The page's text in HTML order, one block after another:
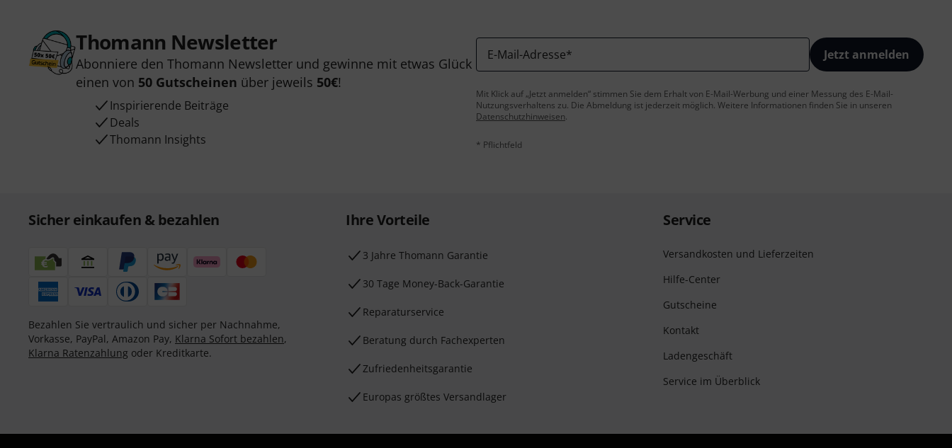
Thomann Newsletter
Abonniere den Thomann Newsletter und gewinne mit etwas Glück
einen von 50 Gutscheinen über jeweils 50€!
Inspirierende Beiträge
Deals
Thomann Insights
E-Mail-Adresse* Jetzt anmelden
Mit Klick auf „Jetzt anmelden“ stimmen Sie dem Erhalt von E-Mail-Werbung und einer Messung des E-Mail-
Nutzungsverhaltens zu. Die Abmeldung ist jederzeit möglich. Weitere Informationen finden Sie in unseren
Datenschutzhinweisen.
* Pflichtfeld
Sicher einkaufen & bezahlen
Bezahlen Sie vertraulich und sicher per Nachnahme,
Vorkasse, PayPal, Amazon Pay, Klarna Sofort bezahlen,
Klarna Ratenzahlung oder Kreditkarte.
Ihre Vorteile
3 Jahre Thomann Garantie
30 Tage Money-Back-Garantie
Reparaturservice
Beratung durch Fachexperten
Zufriedenheitsgarantie
Europas größtes Versandlager
Service
Versandkosten und Lieferzeiten
Hilfe-Center
Gutscheine
Kontakt
Ladengeschäft
Service im Überblick